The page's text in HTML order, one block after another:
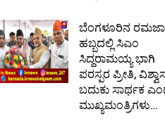
ಬೆಂಗಳೂರಿನ
ಹಬ್ಬದಲ್ಲಿ ಸಿಎಂ
ಸಿದ್ದರಾಮಯ್ಯ ಭಾಗಿ
ಪರಸ್ಪರ ಪ್ರೀತಿ,
ಬದುಕು ಸಾರ್ಥಕ
ಮುಖ್ಯಮಂತ್ರಿಗಳು…